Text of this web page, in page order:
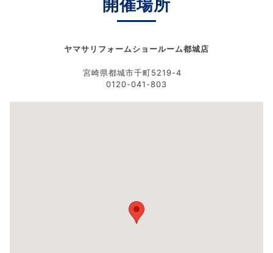
開催場所
ヤマサリフォームショールーム都城店
宮崎県都城市千町5219-4
0120-041-803